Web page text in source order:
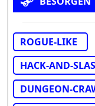
ROGUE-LIKE
HACK-AND-
DUNGEON-